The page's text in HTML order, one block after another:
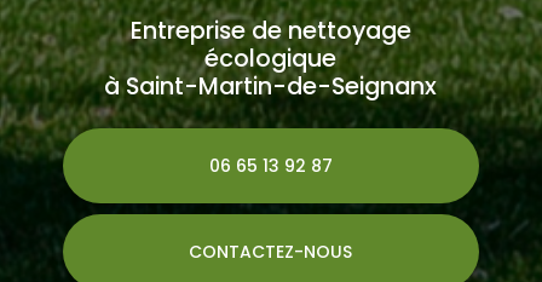
Entreprise de nettoyage
écologique
à Saint-Martin-de-Seignanx
06 65 13 92 87
CONTACTEZ-NOUS